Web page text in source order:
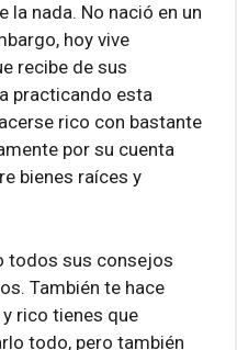
la nada. No nació en un
hoy vive
recibe de sus
practicando esta
rico con bastante
por su cuenta
bienes raíces y
todos sus consejos
También te hace
rico tienes que
todo, pero también